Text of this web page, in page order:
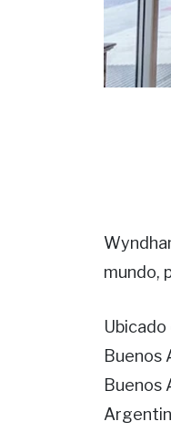
mundo,
Buenos
Buenos